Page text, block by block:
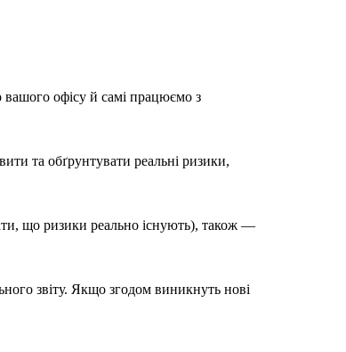
вашого офісу й самі працюємо з
та обґрунтувати реальні ризики,
що ризики реально існують), також —
звіту. Якщо згодом виникнуть нові